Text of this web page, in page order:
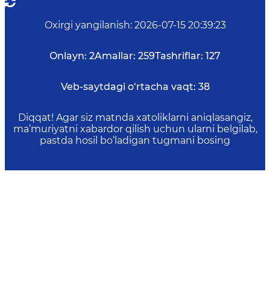
Oxirgi yangilanish: 2026-07-15 20:39:23
Onlayn: 2Amallar: 259Tashriflar: 127
Veb-saytdagi o‘rtacha vaqt: 38
Diqqat! Agar siz matnda xatoliklarni aniqlasangiz,
ma’muriyatni xabardor qilish uchun ularni belgilab,
pastda hosil bo‘ladigan tugmani bosing